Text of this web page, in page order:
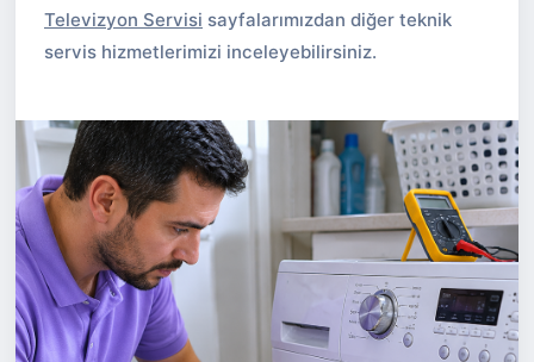
Televizyon Servisi sayfalarımızdan diğer teknik
servis hizmetlerimizi inceleyebilirsiniz.